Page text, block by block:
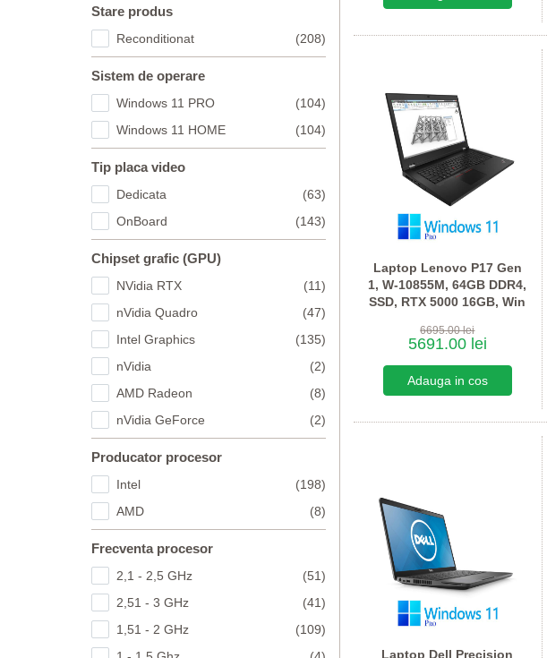
Stare produs
Reconditionat (208)
Sistem de operare
Windows 11 PRO
(104)
Windows 11 HOME
(104)
Tip placa video
Dedicata
(63)
OnBoard
(143)
Chipset grafic (GPU)
NVidia RTX
(11)
nVidia Quadro
(47)
Intel Graphics
(135)
nVidia
(2)
AMD Radeon
(8)
nVidia GeForce
(2)
Producator procesor
Intel
(198)
AMD
(8)
Frecventa procesor
2,1 - 2,5 GHz
(51)
2,51 - 3 GHz
(41)
1,51 - 2 GHz
(109)
Laptop Lenovo P17 Gen
1, W-10855M, 64GB DDR4,
SSD, RTX 5000 16GB, Win
6695.00 lei
5691.00 lei
Laptop Dell Precision